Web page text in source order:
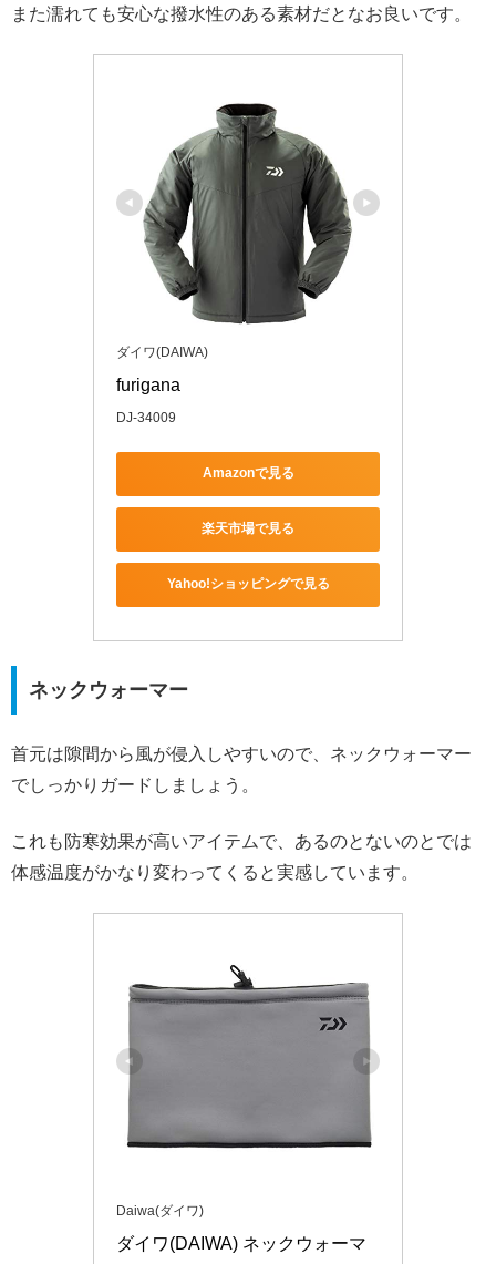
また濡れても安心な撥水性のある素材だとなお良いです。
ダイワ(DAIWA)
furigana
DJ-34009
Amazonで見る
楽天市場で見る
Yahoo!ショッピングで見る
ネックウォーマー
首元は隙間から風が侵入しやすいので、ネックウォーマー
でしっかりガードしましょう。
これも防寒効果が高いアイテムで、あるのとないのとでは
体感温度がかなり変わってくると実感しています。
Daiwa(ダイワ)
ダイワ(DAIWA) ネックウォーマ